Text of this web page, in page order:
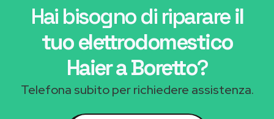
Hai bisogno di riparareil
tuo elettrodomestico
Haier a Boretto?
Telefona subito per richiedere assistenza.